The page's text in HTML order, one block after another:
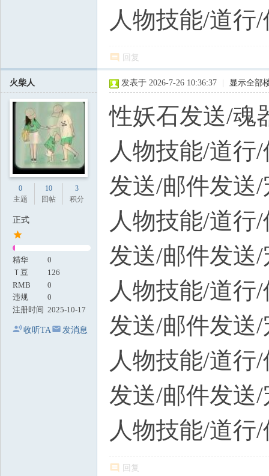
人物技能/道行
回复
火柴人
0
主题
10
回帖
3
积分
正式
精华
0
Ｔ豆
126
RMB
0
违规
0
注册时间 2025-10-17
收听TA 发消息
发表于 2026-7-26 10:36:37 显示全部
性妖石发送/魂
人物技能/道行
发送/邮件发送
人物技能/道行
发送/邮件发送
人物技能/道行
发送/邮件发送
人物技能/道行
发送/邮件发送
人物技能/道行
回复